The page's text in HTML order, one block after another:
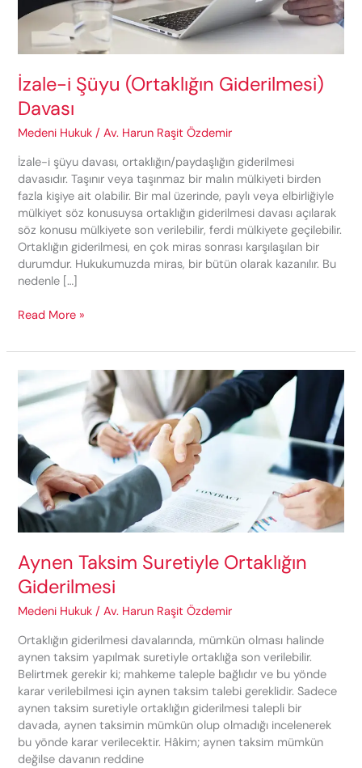
İzale-i Şüyu (Ortaklığın Giderilmesi)
Davası
Medeni Hukuk /Av. Harun Raşit Özdemir
İzale-i şüyu davası, ortaklığın/paydaşlığın giderilmesi
davasıdır. Taşınır veya taşınmaz bir malın mülkiyeti birden
fazla kişiye ait olabilir. Bir mal üzerinde, paylı veya elbirliğiyle
mülkiyet söz konusuysa ortaklığın giderilmesi davası açılarak
söz konusu mülkiyete son verilebilir, ferdi mülkiyete geçilebilir.
Ortaklığın giderilmesi, en çok miras sonrası karşılaşılan bir
durumdur. Hukukumuzda miras, bir bütün olarak kazanılır. Bu
nedenle […]
İzale-
Şüyu
Giderilmesi)
Davası
Read More »
Aynen Taksim Suretiyle Ortaklığın
Giderilmesi
Medeni Hukuk /Av. Harun Raşit Özdemir
Ortaklığın giderilmesi davalarında, mümkün olması halinde
aynen taksim yapılmak suretiyle ortaklığa son verilebilir.
Belirtmek gerekir ki; mahkeme taleple bağlıdır ve bu yönde
karar verilebilmesi için aynen taksim talebi gereklidir. Sadece
aynen taksim suretiyle ortaklığın giderilmesi talepli bir
davada, aynen taksimin mümkün olup olmadığı incelenerek
bu yönde karar verilecektir. Hâkim; aynen taksim mümkün
değilse davanın reddine